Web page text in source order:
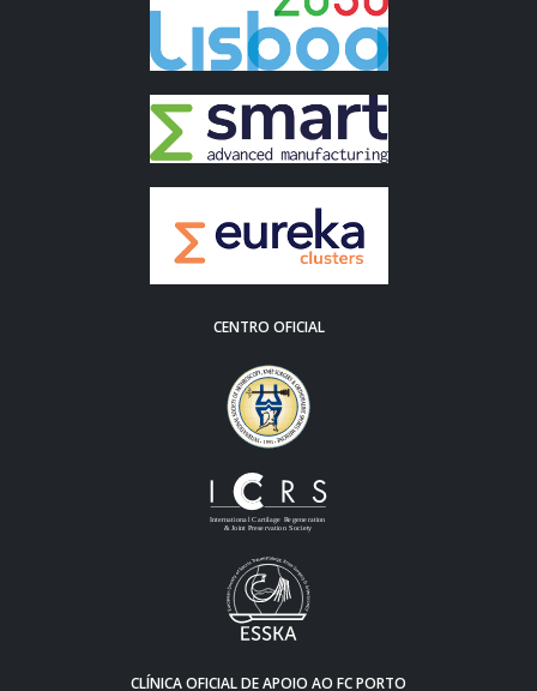
CENTRO OFICIAL
CLÍNICA OFICIAL DE APOIO AO FC PORTO